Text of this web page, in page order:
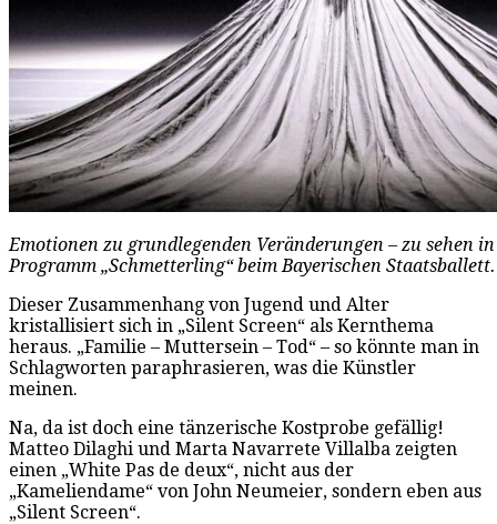
Emotionen zu grundlegenden Veränderungen – zu sehen
Programm „Schmetterling“ beim Bayerischen
Dieser Zusammenhang von Jugend und Alter
kristallisiert sich in „Silent Screen“ als Kernthema
heraus. „Familie – Muttersein – Tod“ – so könnte man in
Schlagworten paraphrasieren, was die Künstler
meinen.
Na, da ist doch eine tänzerische Kostprobe gefällig!
Matteo Dilaghi und Marta Navarrete Villalba zeigten
einen „White Pas de deux“, nicht aus der
„Kameliendame“ von John Neumeier, sondern eben aus
„Silent Screen“.